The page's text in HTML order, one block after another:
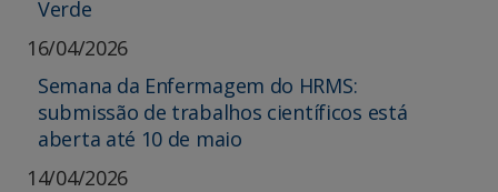
Verde
16/04/2026
Semana da Enfermagem do HRMS:
submissão de trabalhos científicos está
aberta até 10 de maio
14/04/2026